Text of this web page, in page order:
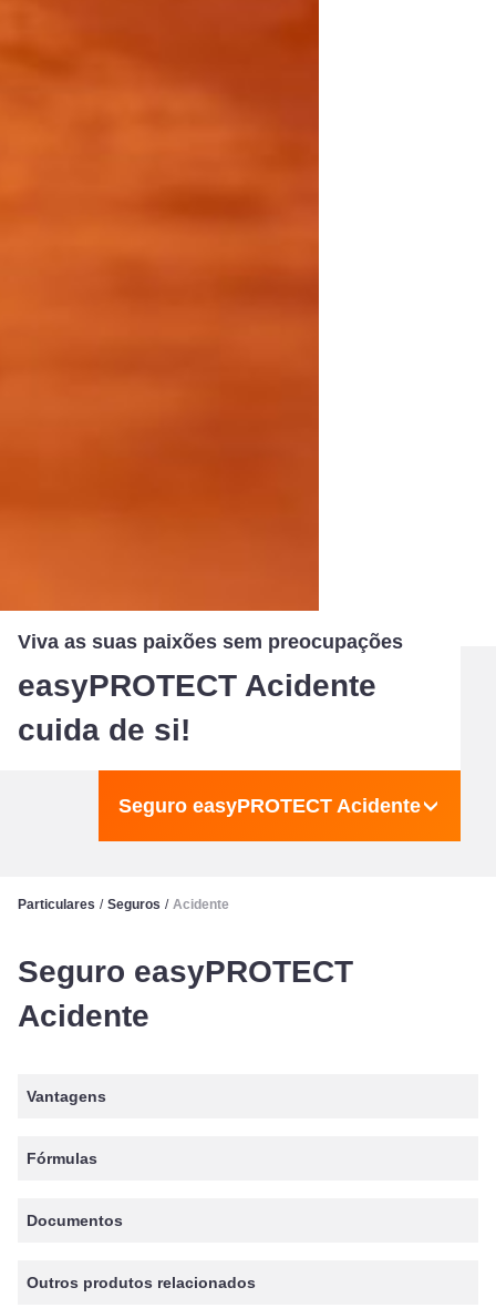
Viva as suas paixões sem preocupações
easyPROTECT Acidente
cuida de si!
Seguro easyPROTECT Acidente
Particulares / Seguros / Acidente
Seguro easyPROTECT
Acidente
Vantagens
Fórmulas
Documentos
Outros produtos relacionados